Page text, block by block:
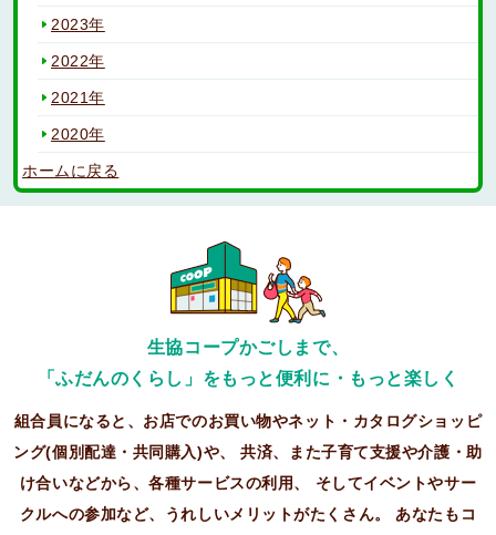
2023年
2022年
2021年
2020年
ホームに戻る
生協コープかごしまで、
「ふだんのくらし」をもっと便利に・もっと楽しく
組合員になると、お店でのお買い物やネット・カタログショッピ
ング(個別配達・共同購入)や、共済、また子育て支援や介護・助
け合いなどから、各種サービスの利用、
そしてイベントやサー
クルへの参加など、うれしいメリットがたくさん。
あなたもコ